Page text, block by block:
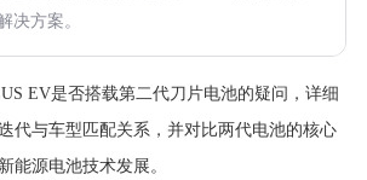
决方案。
EV是否搭载第二代刀片电池的疑问，详细
代与车型匹配关系，并对比两代电池的核心
能源电池技术发展。